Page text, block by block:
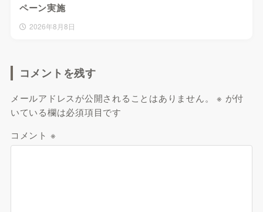
ペーン実施
2026年8月8日
コメントを残す
メールアドレスが公開されることはありません。 ※ が付
いている欄は必須項目です
コメント ※